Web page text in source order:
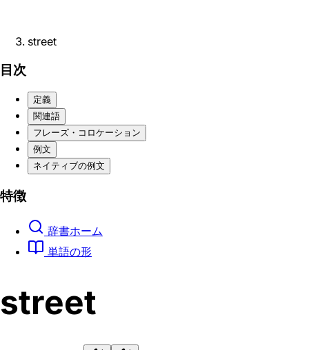
street
目次
定義
関連語
フレーズ・コロケーション
例文
ネイティブの例文
特徴
辞書ホーム
単語の形
street